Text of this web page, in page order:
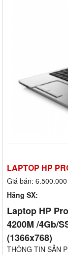
LAPTOP HP
Giá bán:
Hãng SX:
Laptop HP
4200M /4Gb/
(1366x768)
THÔNG TIN SẢN